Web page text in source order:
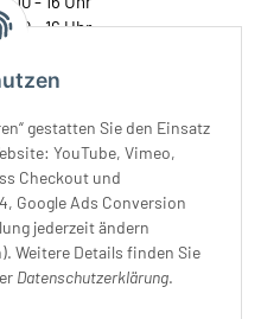
gestatten Sie den Einsatz
YouTube, Vimeo,
Checkout und
Google Ads Conversion
jederzeit ändern
Weitere Details finden Sie
Datenschutzerklärung.
10 - 16 Uhr
10 - 18 Uhr
10 - 14 Uhr